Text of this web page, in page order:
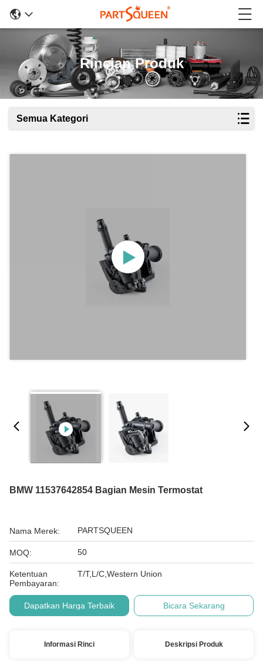
Rincian Produk
Semua Kategori
BMW 11537642854 Bagian Mesin Termostat
Nama Merek: PARTSQUEEN
MOQ: 50
Ketentuan
Pembayaran:
T/T,L/C,Western Union
Dapatkan Harga Terbaik Bicara Sekarang
Informasi Rinci Deskripsi Produk